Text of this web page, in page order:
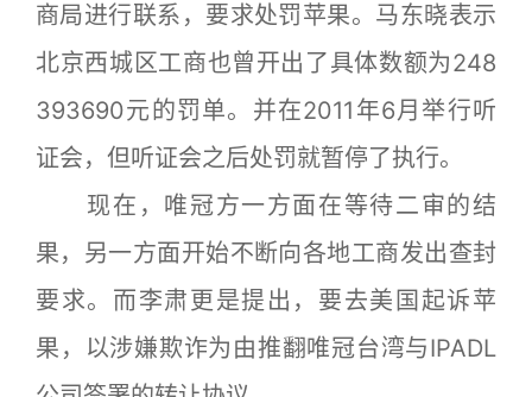
商局进行联系，要求处罚苹果。马东晓表示
北京西城区工商也曾开出了具体数额为248
393690元的罚单。并在2011年6月举行听
证会，但听证会之后处罚就暂停了执行。
现在，唯冠方一方面在等待二审的结
果，另一方面开始不断向各地工商发出查封
要求。而李肃更是提出，要去美国起诉苹
果，以涉嫌欺诈为由推翻唯冠台湾与IPADL